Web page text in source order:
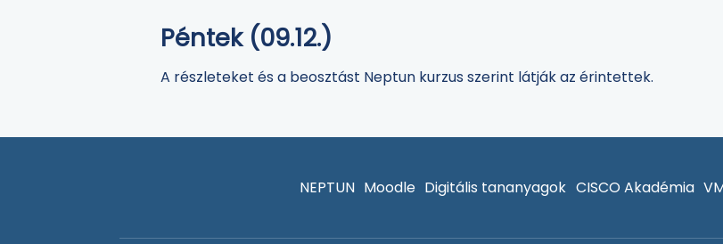
Péntek (09.12.)
A részleteket és a beosztást Neptun kurzus szerint látják az érintettek.
NEPTUN Moodle Digitális tananyagok CISCO Akadémia